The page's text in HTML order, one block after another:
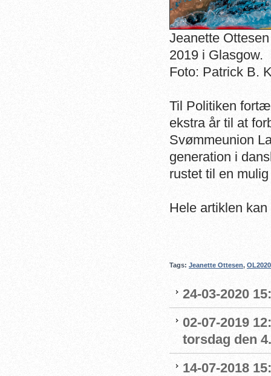
Jeanette
2019 i Glasgow.
Foto: Patrick B.
Til Politiken
ekstra år til at
Svømmeunion
generation i
rustet til en
Hele artiklen
Tags: Jeanette Ottesen, OL2020
24-03-2020
02-07-2019
torsdag den
14-07-2018